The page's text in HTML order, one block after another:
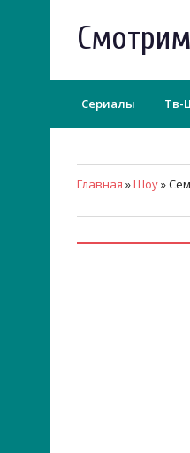
Сериалы Тв-
Главная »Шоу»